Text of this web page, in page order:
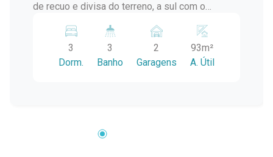
de recuo e divisa do terreno, a sul com o
divisa do terreno e a oeste com o hall dos
elevadores e com o apartamento 404, tendo a
área privativa real de 93,3950 m? à qual
3
Dorm.
3
Banho
2
Garagens
93m²
A. Útil